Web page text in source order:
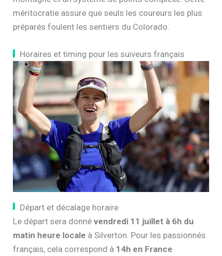
méritocratie assure que seuls les coureurs les plus
préparés foulent les sentiers du Colorado.
Horaires et timing pour les suiveurs français
Départ et décalage horaire
Le départ sera donnévendredi 11 juillet à 6h du
matin heure locale à Silverton. Pour les passionnés
français, cela correspond à 14h en France